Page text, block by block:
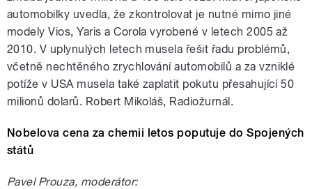
automobilky uvedla, že zkontrolovat je nutné mimo jiné
modely Vios, Yaris a Corola vyrobené v letech 2005 až
2010. V uplynulých letech musela řešit řadu problémů,
včetně nechtěného zrychlování automobilů a za vzniklé
potíže v USA musela také zaplatit pokutu přesahující 50
milionů dolarů. Robert Mikoláš, Radiožurnál.
Nobelova cena za chemii letos poputuje do Spojených
států
Pavel Prouza, moderátor: